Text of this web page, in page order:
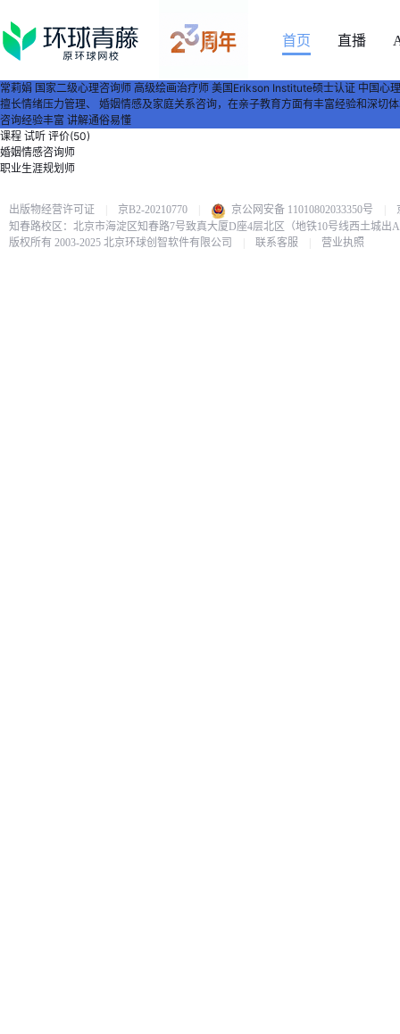
首页 直播
常莉娟 国家二级心理咨询师 高级绘画治疗师 美国Erikson Institute硕士认证 中国
擅长情绪压力管理、 婚姻情感及家庭关系咨询，在亲子教育方面有丰富经验和深切
咨询经验丰富 讲解通俗易懂
课程 试听 评价(50)
婚姻情感咨询师
职业生涯规划师
出版物经营许可证 京B2-20210770 京公网安备 11010802033350号
知春路校区：北京市海淀区知春路7号致真大厦D座4层北区（地铁10号线西土城出
版权所有 2003-2025 北京环球创智软件有限公司
联系客服 营业执照